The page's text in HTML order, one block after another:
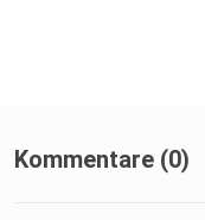
Kommentare (0)